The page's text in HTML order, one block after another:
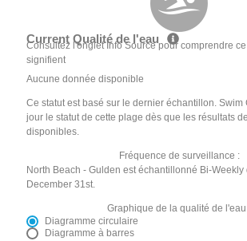
Current Qualité de l'eau
Consultez l'onglet Info Source pour comprendre
signifient
Aucune donnée disponible
Ce statut est basé sur le dernier échantillon. Swim
jour le statut de cette plage dès que les résultats
disponibles.
Fréquence de surveillance :
North Beach - Gulden est échantillonné Bi-
December 31st.
Graphique de la qualité de
Diagramme circulaire
Diagramme à barres